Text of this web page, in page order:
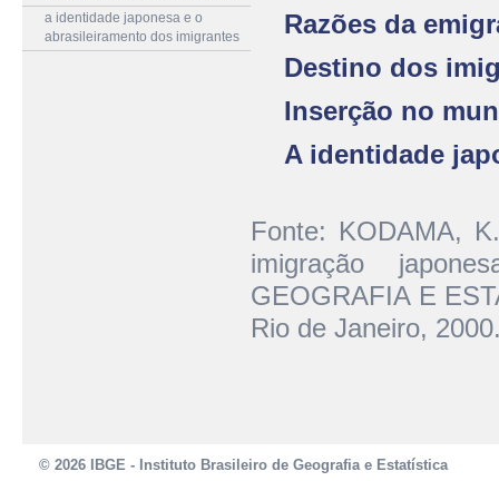
a identidade japonesa e o
abrasileiramento dos imigrantes
Razões da
Destino dos
Inserção no
A identidade
Fonte: KODAMA,
imigração
GEOGRAFIA E
Rio de Janeiro,
© 2026 IBGE - Instituto Brasileiro de Geografia e Estatística